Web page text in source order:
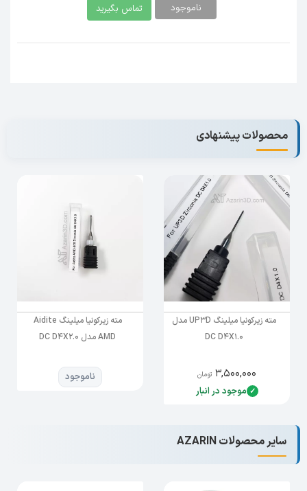
ناموجود تماس بگیرید
محصولات پیشنهادی
مته زیرکونیا میلینگ UP3D مدل
DC D4X1.0
موجود در انبار
۳,۵۰۰,۰۰۰ تومان
مته زیرکونیا میلینگ Aidite
AMD مدل DC D4X2.0
ناموجود
سایر محصولات AZARIN